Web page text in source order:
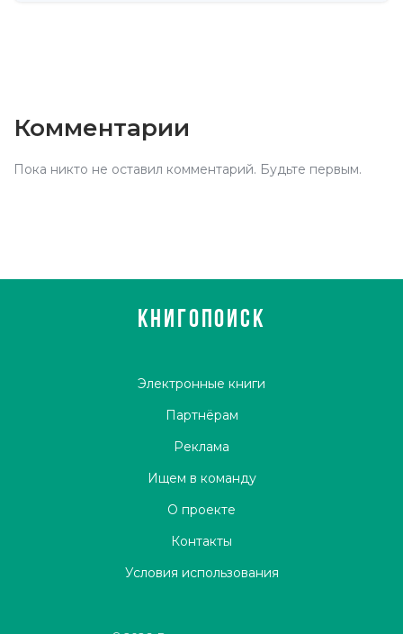
Комментарии
Пока никто не оставил комментарий. Будьте первым.
КНИГОПОИСК
Электронные книги
Партнёрам
Реклама
Ищем в команду
О проекте
Контакты
Условия использования